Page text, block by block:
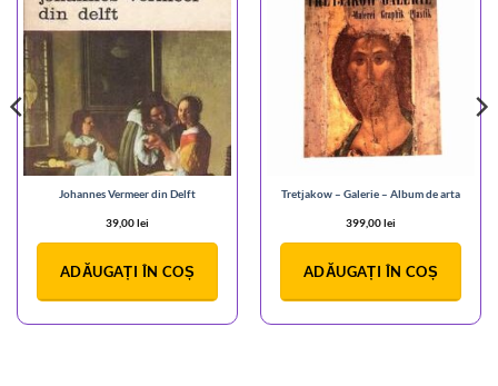
Johannes Vermeer din Delft
39,00lei
ADĂUGAȚI ÎN COȘ
Tretjakow – Galerie – Album de arta
399,00lei
ADĂUGAȚI ÎN COȘ